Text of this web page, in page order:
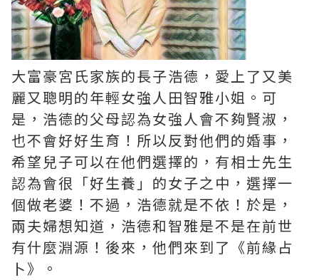
大富豪宮氏家族的長子浩德，愛上了又美
麗又聰明的年輕女強人田智雅小姐。可
是，浩德的父母認為女強人會不夠賢淑，
也不會好好生育！所以反對他們的婚事，
希望兒子可以在他們選擇的，有相士先生
認為會很「好生養」的女子之中，選擇一
個做老婆！不過，浩德就是不依！於是，
兩夫婦想知道，浩德和智雅是不是在前世
有什麼淵源！後來，他們來到了《前緣占
卜》。